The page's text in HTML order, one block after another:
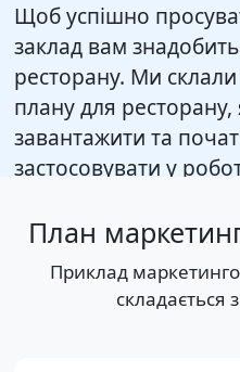
Щоб успішно
заклад вам
ресторану. Ми
плану для
завантажити та
застосовувати у
План
Приклад
складається